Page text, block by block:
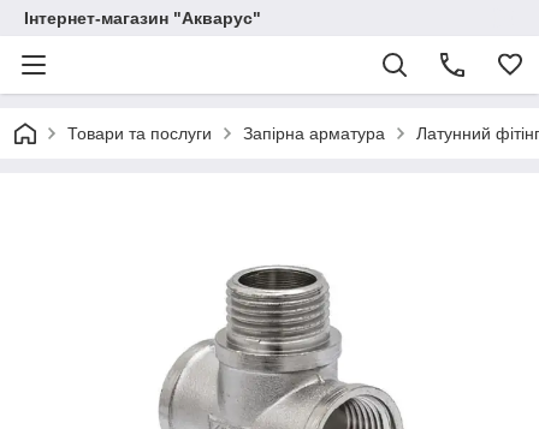
Інтернет-магазин "Акварус"
Товари та послуги Запірна арматура Латунний